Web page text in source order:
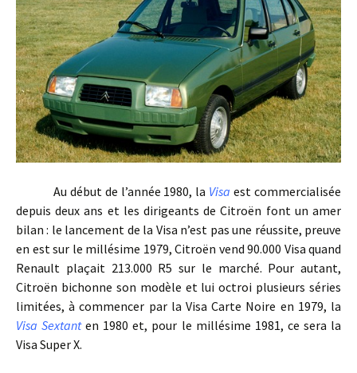
Au début de l’année 1980, la Visa est commercialisée
depuis deux ans et les dirigeants de Citroën font un amer
bilan : le lancement de la Visa n’est pas une réussite, preuve
en est sur le millésime 1979, Citroën vend 90.000 Visa quand
Renault plaçait 213.000 R5 sur le marché. Pour autant,
Citroën bichonne son modèle et lui octroi plusieurs séries
limitées, à commencer par la Visa Carte Noire en 1979, la
Visa Sextanten 1980 et, pour le millésime 1981, ce sera la
Visa Super X.